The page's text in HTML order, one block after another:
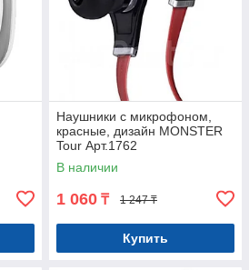
Наушники с микрофоном,
красные, дизайн MONSTER
Tour Арт.1762
В наличии
1 060 ₸ 1 247 ₸
Купить